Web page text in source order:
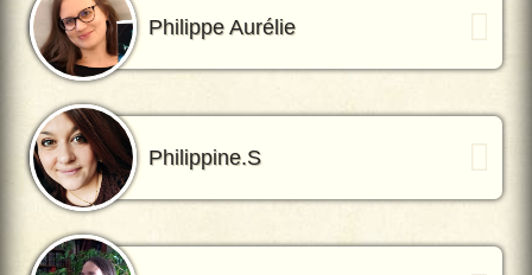
Philippe Aurélie
Philippine.S